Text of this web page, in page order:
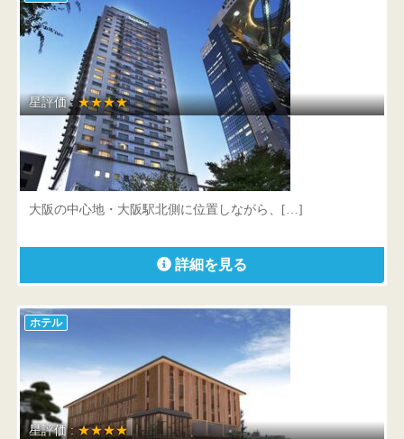
星評価 :★★★★
ウェスティンホテル大阪
大阪府 大阪市北区大淀中1-1-20
大阪の中心地・大阪駅北側に位置しながら、[…]
詳細を見る
ホテル
星評価 :★★★★